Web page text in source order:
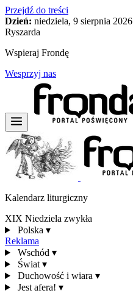
Przejdź do treści
Dzień: niedziela, 9 sierpnia 2026
Ryszarda
Wspieraj Frondę
Wesprzyj nas
Kalendarz liturgiczny
XIX Niedziela zwykła
Polska ▾
Reklama
Wschód ▾
Świat ▾
Duchowość i wiara ▾
Jest afera! ▾